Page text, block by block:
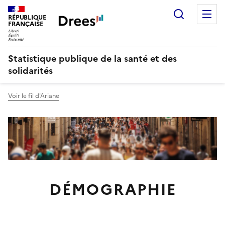
RÉPUBLIQUE
FRANÇAISE
Statistique publique de la santé et des
solidarités
Voir le fil d'Ariane
DÉMOGRAPHIE